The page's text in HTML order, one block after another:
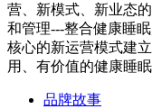
营、新模式、新业态
和管理---整合健康睡
核心的新运营模式建
用、有价值的健康睡
品牌故事